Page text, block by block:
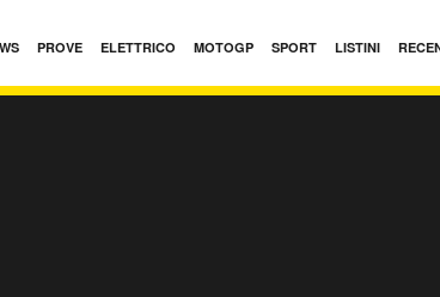
PROVE ELETTRICO MOTOGP SPORT LISTINI